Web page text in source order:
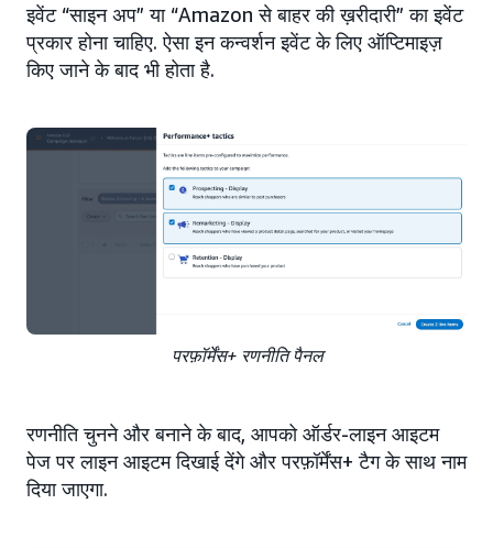
इवेंट “साइन अप” या “Amazon से बाहर की ख़रीदारी” का इवेंट
प्रकार होना चाहिए. ऐसा इन कन्वर्शन इवेंट के लिए ऑप्टिमाइज़
किए जाने के बाद भी होता है.
परफ़ॉर्मेंस+ रणनीति पैनल
रणनीति चुनने और बनाने के बाद, आपको ऑर्डर-लाइन आइटम
पेज पर लाइन आइटम दिखाई देंगे और परफ़ॉर्मेंस+ टैग के साथ नाम
दिया जाएगा.